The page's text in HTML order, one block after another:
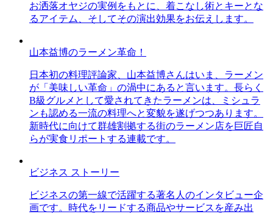
お洒落オヤジの実例をもとに、着こなし術とキーとな
るアイテム、そしてその演出効果をお伝えします。
山本益博のラーメン革命！
日本初の料理評論家、山本益博さんはいま、ラーメン
が「美味しい革命」の渦中にあると言います。長らく
B級グルメとして愛されてきたラーメンは、ミシュラ
ンも認める一流の料理へと変貌を遂げつつあります。
新時代に向けて群雄割拠する街のラーメン店を巨匠自
らが実食リポートする連載です。
ビジネス ストーリー
ビジネスの第一線で活躍する著名人のインタビュー企
画です。時代をリードする商品やサービスを産み出